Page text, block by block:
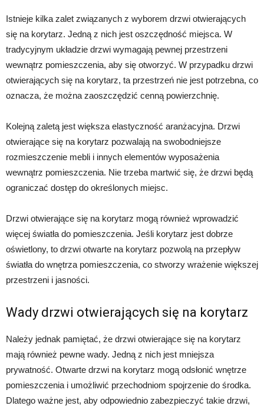
Istnieje kilka zalet związanych z wyborem drzwi otwierających
się na korytarz. Jedną z nich jest oszczędność miejsca. W
tradycyjnym układzie drzwi wymagają pewnej przestrzeni
wewnątrz pomieszczenia, aby się otworzyć. W przypadku drzwi
otwierających się na korytarz, ta przestrzeń nie jest potrzebna, co
oznacza, że można zaoszczędzić cenną powierzchnię.
Kolejną zaletą jest większa elastyczność aranżacyjna. Drzwi
otwierające się na korytarz pozwalają na swobodniejsze
rozmieszczenie mebli i innych elementów wyposażenia
wewnątrz pomieszczenia. Nie trzeba martwić się, że drzwi będą
ograniczać dostęp do określonych miejsc.
Drzwi otwierające się na korytarz mogą również wprowadzić
więcej światła do pomieszczenia. Jeśli korytarz jest dobrze
oświetlony, to drzwi otwarte na korytarz pozwolą na przepływ
światła do wnętrza pomieszczenia, co stworzy wrażenie większej
przestrzeni i jasności.
Wady drzwi otwierających się na korytarz
Należy jednak pamiętać, że drzwi otwierające się na korytarz
mają również pewne wady. Jedną z nich jest mniejsza
prywatność. Otwarte drzwi na korytarz mogą odsłonić wnętrze
pomieszczenia i umożliwić przechodniom spojrzenie do środka.
Dlatego ważne jest, aby odpowiednio zabezpieczyć takie drzwi,